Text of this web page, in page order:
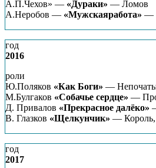
А.П.Чехов» — «Дураки» — Ломов
А.Неробов — «Мужскаяработа» —
год
2016
роли
Ю.Поляков «Как Боги» —
М.Булгаков «Собачье сердце» —
Д. Привалов «Прекрасное далёко»
В. Глазков «Щелкунчик» —
год
2017